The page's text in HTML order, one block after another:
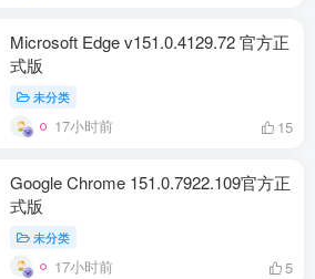
Microsoft Edge v151.0.4129.72 官方正
式版
未分类
17小时前 15
Google Chrome 151.0.7922.109官方正
式版
未分类
17小时前 5